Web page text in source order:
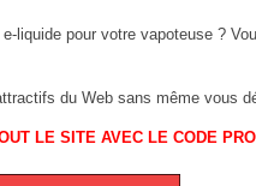
liquide pour votre vapoteuse ?
du Web sans même vous
LE SITE AVEC LE CODE